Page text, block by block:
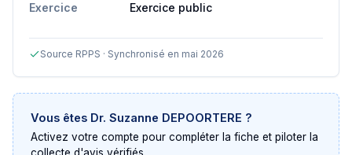
Exercice Exercice public
Source RPPS · Synchronisé en mai 2026
Vous êtes Dr. Suzanne DEPOORTERE ?
Activez votre compte pour compléter la fiche et piloter la